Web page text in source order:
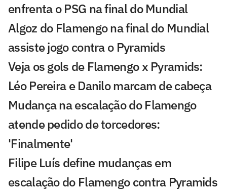
enfrenta o PSG na final do Mundial
Algoz do Flamengo na final do Mundial
assiste jogo contra o Pyramids
Veja os gols de Flamengo x Pyramids:
Léo Pereira e Danilo marcam de cabeça
Mudança na escalação do Flamengo
atende pedido de torcedores:
'Finalmente'
Filipe Luís define mudanças em
escalação do Flamengo contra Pyramids